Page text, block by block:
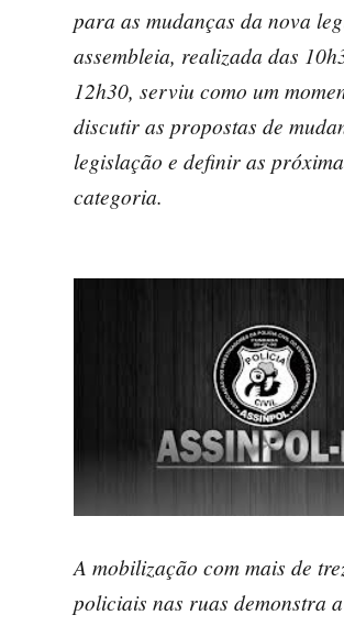
para as mudanças da nova
assembleia, realizada das
12h30, serviu como um
discutir as propostas de
legislação e definir as
categoria.
A mobilização com mais de
policiais nas ruas demonstra